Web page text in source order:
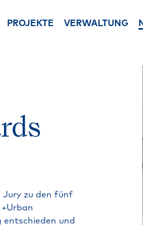
PROJEKTE VERWALTUNG
Die wichtigsten Downloads
Ganzheitliche
im Vertrieb der
im
Mietwohnhaus
Jury zu den fünf
+Urban
entschieden und